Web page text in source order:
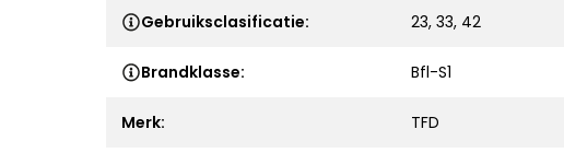
Gebruiksclasificatie: 23, 33, 42
Brandklasse: Bfl-S1
Merk: TFD